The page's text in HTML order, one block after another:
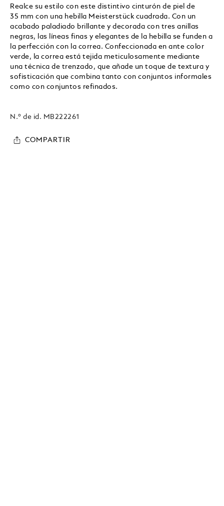
Realce su estilo con este distintivo cinturón de piel de
35 mm con una hebilla Meisterstück cuadrada. Con un
acabado paladiado brillante y decorada con tres anillas
negras, las líneas finas y elegantes de la hebilla se funden a
la perfección con la correa. Confeccionada en ante color
verde, la correa está tejida meticulosamente mediante
una técnica de trenzado, que añade un toque de textura y
sofisticación que combina tanto con conjuntos informales
como con conjuntos refinados.
N.º de id. MB222261
COMPARTIR